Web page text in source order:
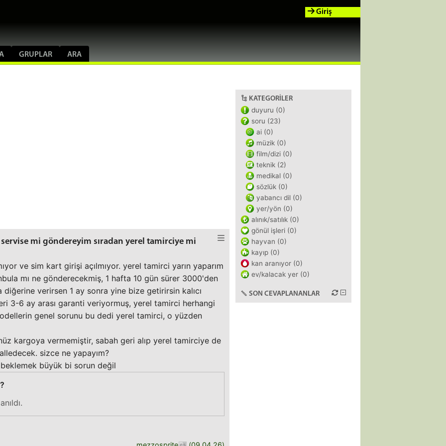
GRUPLAR ARA
Giriş
mi göndereyim sıradan yerel tamirciye mi
ve sim kart girişi açılmıyor. yerel tamirci yarın yaparım
mı ne gönderecekmiş, 1 hafta 10 gün sürer 3000'den
diğerine verirsen 1 ay sonra yine bize getirirsin kalıcı
3-6 ay arası garanti veriyormuş, yerel tamirci herhangi
genel sorunu bu dedi yerel tamirci, o yüzden
kargoya vermemiştir, sabah geri alıp yerel tamirciye de
sizce ne yapayım?
büyük bi sorun değil
KATEGORILER
duyuru (0)
soru (23)
ai (0)
müzik (0)
film/dizi (0)
teknik (2)
medikal (0)
sözlük (0)
yabancı dil (0)
yer/yön (0)
alınık/satılık (0)
gönül işleri (0)
hayvan (0)
kayıp (0)
kan aranıyor (0)
ev/kalacak yer (0)
SON CEVAPLANANLAR